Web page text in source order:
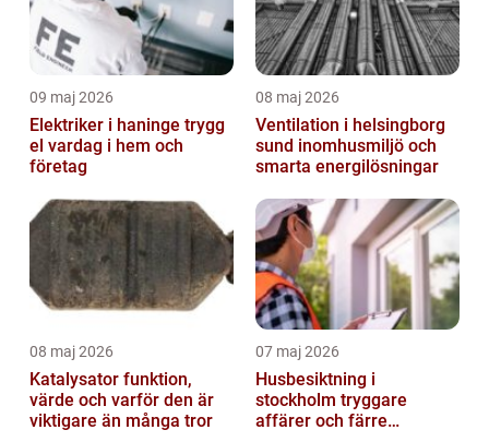
09 maj 2026
Elektriker i haninge trygg
el vardag i hem och
företag
08 maj 2026
Ventilation i helsingborg
sund inomhusmiljö och
smarta energilösningar
08 maj 2026
Katalysator funktion,
värde och varför den är
viktigare än många tror
07 maj 2026
Husbesiktning i
stockholm tryggare
affärer och färre